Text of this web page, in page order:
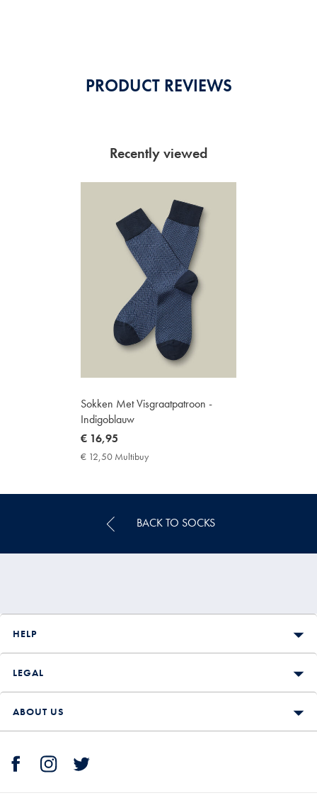
PRODUCT REVIEWS
Recently viewed
Sokken Met Visgraatpatroon -
Indigoblauw
now
€
€ 16,95
€ 12,50 Multibuy
Price
BACK TO SOCKS
HELP
LEGAL
ABOUT US